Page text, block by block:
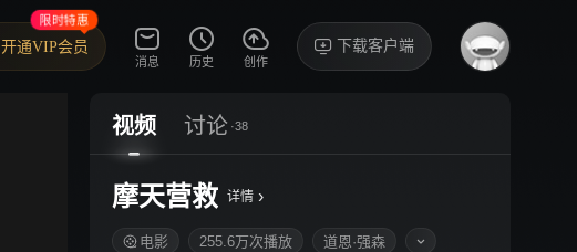
开通VIP会员
限时特惠
消息 历史 创作
下载客户端
视频 讨论 ·38
摩天营救 详情 ›
电影 255.6万次播放 道恩·强森